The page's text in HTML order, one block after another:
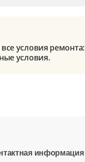
условия ремонта:
условия.
информация